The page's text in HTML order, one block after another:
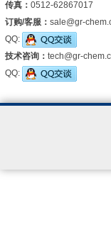
传真： 0512-62867017
订购/客服： sale@gr-
QQ:
技术咨询： tech@gr-
QQ: